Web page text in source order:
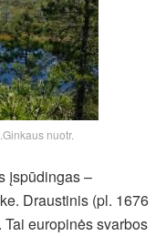
nuotr.
įspūdingas –
Draustinis (pl. 1676
europinės svarbos